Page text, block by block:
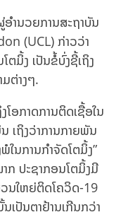
ຳນວຍການສະຖາບັນ
(UCL) ກ່າວວ່າ
ມິ້ງ ເປັນຂໍ້ບົ່ງຊີ້ເຖິງ
ຕ່າງໆ.
ອກາດການຕິດເຊື້ອໃນ
ເຖິງວ່າການກາຍພັນ
ນການກຳຈັດໂຕມິ້ງ”
ກ ປະຊາກອນໂຕມິ້ງມີ
ນໃຫຍ່ຕິດໂຄວິດ-19
ປັນຕາຢ້ານເກີນກວ່າ